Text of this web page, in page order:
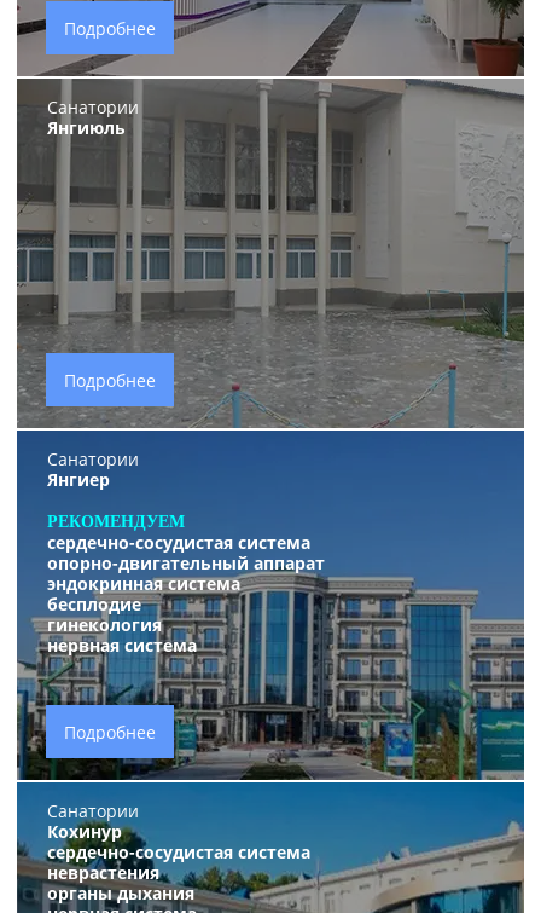
Подробнее
Санатории
Янгиюль
Подробнее
Санатории
Янгиер
РЕКОМЕНДУЕМ
сердечно-сосудистая система
опорно-двигательный аппарат
эндокринная система
бесплодие
гинекология
нервная система
Подробнее
Санатории
Кохинур
сердечно-сосудистая система
неврастения
органы дыхания